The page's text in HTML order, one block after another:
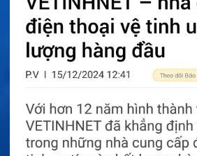
Hoạt động ổn định trên biển.
Chịu được điều kiện môi trường
Tuổi thọ sử dụng cao.
Đây là dòng pin được nhiều đơn vị
nhờ độ ổn định và độ tin cậy cao.